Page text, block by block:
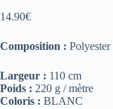
14.90€
Composition : Polyester
Largeur : 110 cm
Poids : 220 g / mètre
Coloris : BLANC